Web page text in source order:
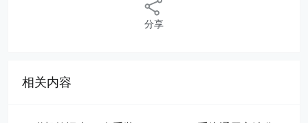
分享
相关内容